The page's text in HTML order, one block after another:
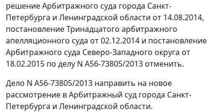
решение Арбитражного суда города Санкт-
Петербурга и Ленинградской области от 14.08.2014,
постановление Тринадцатого арбитражного
апелляционного суда от 02.12.2014 и постановление
Арбитражного суда Северо-Западного округа от
18.02.2015 по делу N А56-73805/2013 отменить.
Дело N А56-73805/2013 направить на новое
рассмотрение в Арбитражный суд города Санкт-
Петербурга и Ленинградской области.